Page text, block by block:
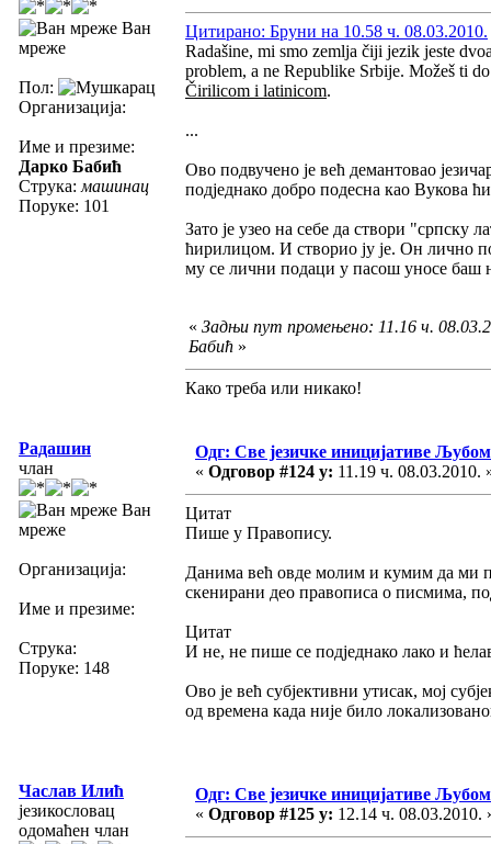
Ван
мреже
Пол:
Организација:
Име и презиме:
Дарко Бабић
Струка: машинац
Поруке: 101
Цитирано: Бруни на 10.58 ч. 08.03.2010.
Radašine, mi smo zemlja čiji jezik jeste
problem, a ne Republike Srbije. Možeš ti
Čirilicom i latinicom.
...
Ово подвучено је већ демантовао
подједнако добро подесна као Вукова
Зато је узео на себе да створи
ћирилицом. И створио ју је. Он лично
му се лични подаци у пасош уносе баш
« Задњи пут промењено: 11.16 ч.
Бабић »
Како треба или никако!
Радашин
члан
Ван
мреже
Организација:
Име и презиме:
Струка:
Поруке: 148
Одг: Све језичке иницијативе
« Одговор #124 у: 11.19 ч. 08.03.2010.
Цитат
Пише у Правопису.
Данима већ овде молим и кумим да ми
скенирани део правописа о писмима,
Цитат
И не, не пише се подједнако лако и
Ово је већ субјективни утисак, мој
од времена када није било
Часлав Илић
језикословац
одомаћен члан
Одг: Све језичке иницијативе
« Одговор #125 у: 12.14 ч. 08.03.2010.